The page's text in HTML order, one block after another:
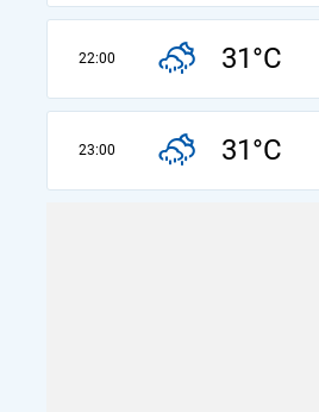
22:00 31°C
23:00 31°C